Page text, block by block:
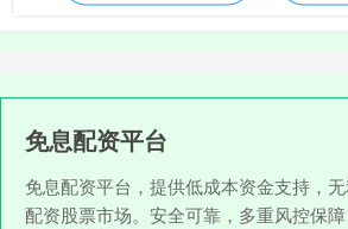
免息配资平台
免息配资平台，提供低成本资金支持，
配资股票市场。安全可靠，多重风控保